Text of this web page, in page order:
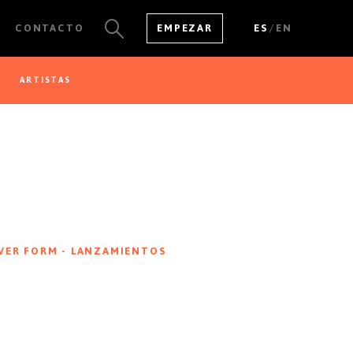
CONTACTO EMPEZAR ES/EN
VER TODOS LOS
ARTISTAS
FORM - LANZAMIENTOS